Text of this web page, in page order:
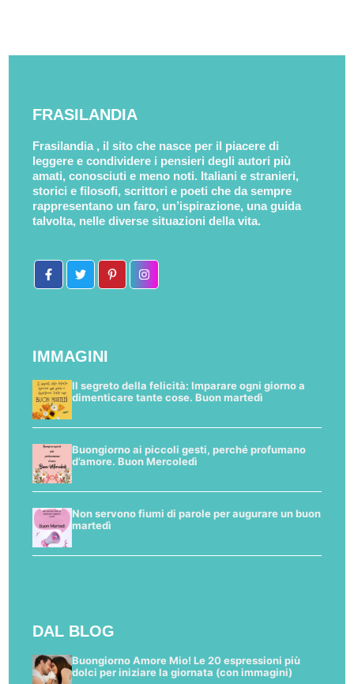
FRASILANDIA
Frasilandia , il sito che nasce per il piacere di
leggere e condividere i pensieri degli autori più
amati, conosciuti e meno noti. Italiani e stranieri,
storici e filosofi, scrittori e poeti che da sempre
rappresentano un faro, un’ispirazione, una guida
talvolta, nelle diverse situazioni della vita.
IMMAGINI
Il segreto della felicità: Imparare ogni giorno a
dimenticare tante cose. Buon martedì
Buongiorno ai piccoli gesti, perché profumano
d’amore. Buon Mercoledì
Non servono fiumi di parole per augurare un buon
martedì
DAL BLOG
Buongiorno Amore Mio! Le 20 espressioni più
dolci per iniziare la giornata (con immagini)